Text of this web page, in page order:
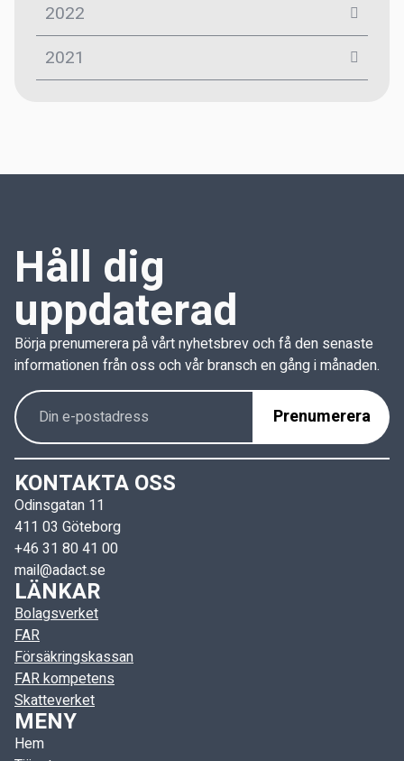
2022
2021
Håll dig
uppdaterad
Börja prenumerera på vårt nyhetsbrev och få den senaste
informationen från oss och vår bransch en gång i månaden.
KONTAKTA OSS
Odinsgatan 11
411 03 Göteborg
+46 31 80 41 00
mail@adact.se
LÄNKAR
Bolagsverket
FAR
Försäkringskassan
FAR kompetens
Skatteverket
MENY
Hem